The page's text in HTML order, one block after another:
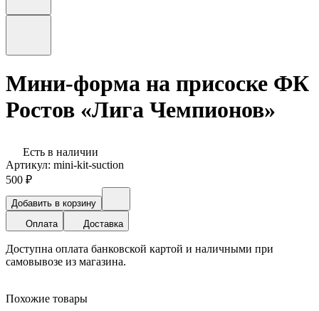
Мини-форма на присоске ФК
Ростов «Лига Чемпионов»
Есть в наличии
Артикул: mini-kit-suction
500 ₽
Добавить в корзину
Оплата
Доставка
Доступна оплата банковской картой и наличными при
самовывозе из магазина.
Похожие товары